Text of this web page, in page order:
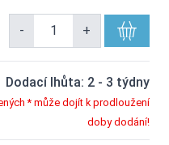
- +
Dodací lhůta: 2 - 3 týdny
* může dojít k prodloužení
doby dodání!